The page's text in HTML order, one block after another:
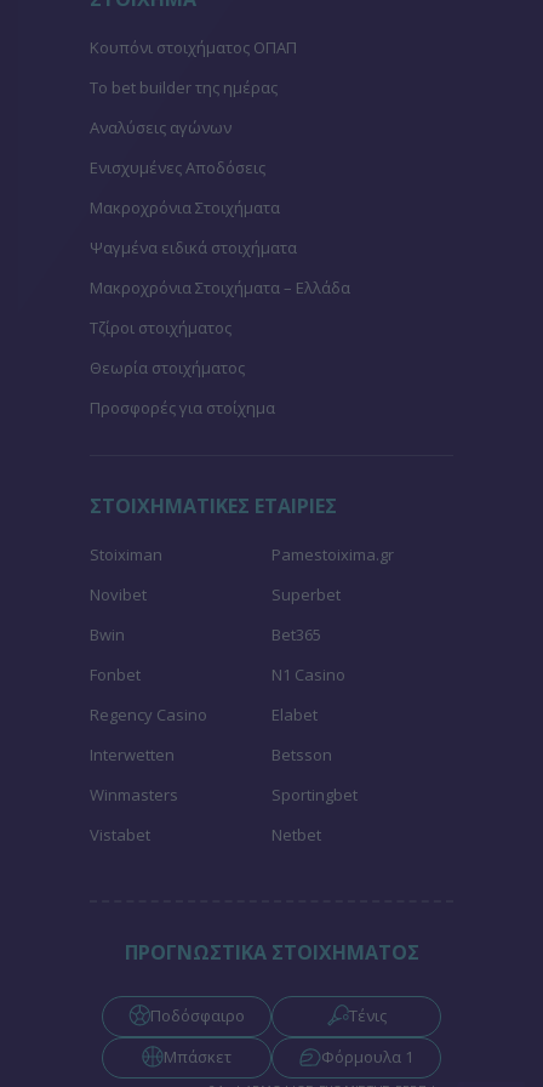
Κουπόνι στοιχήματος ΟΠΑΠ
To bet builder της ημέρας
Αναλύσεις αγώνων
Ενισχυμένες Αποδόσεις
Μακροχρόνια Στοιχήματα
Ψαγμένα ειδικά στοιχήματα
Μακροχρόνια Στοιχήματα – Ελλάδα
Τζίροι στοιχήματος
Θεωρία στοιχήματος
Προσφορές για στοίχημα
ΣΤΟΙΧΗΜΑΤΙΚΕΣ ΕΤΑΙΡΙΕΣ
Stoiximan
Pamestoixima.gr
Novibet
Superbet
Bwin
Bet365
Fonbet
N1 Casino
Regency Casino
Elabet
Interwetten
Betsson
Winmasters
Sportingbet
Vistabet
Netbet
ΠΡΟΓΝΩΣΤΙΚΑ ΣΤΟΙΧΗΜΑΤΟΣ
Ποδόσφαιρο
Τένις
Μπάσκετ
Φόρμουλα 1